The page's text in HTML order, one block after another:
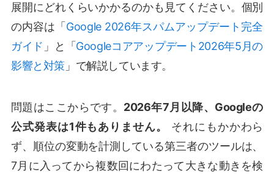
展開にどれくらいかかるのかも見てください。個別
の内容は「 Google 2026年スパムアップデート完全
ガイド 」と「 Googleコアアップデート2026年5月の
影響と対策」で解説しています。
問題はここからです。 2026年7月以降、Googleの
公式発表は1件もありません。
それにもかかわら
ず、順位の変動を計測している第三者のツールは、
7月に入ってから複数回にわたって大きな動きを検